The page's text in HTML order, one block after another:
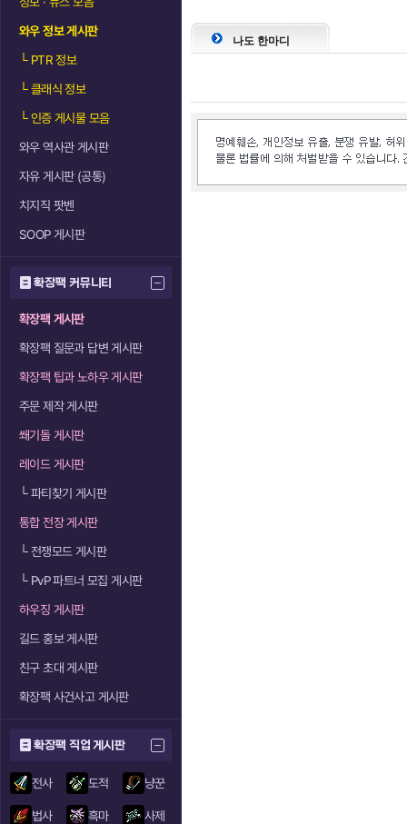
와우 정보 게시판
└PTR 정보
└클래식 정보
└인증 게시물 모음
와우 역사관 게시판
자유 게시판 (공통)
치지직 팟벤
SOOP 게시판
확장팩 커뮤니티
확장팩 게시판
확장팩 질문과 답변 게시판
확장팩 팁과 노하우 게시판
주문 제작 게시판
쐐기돌 게시판
레이드 게시판
└파티찾기 게시판
통합 전장 게시판
└전쟁모드 게시판
└PvP 파트너 모집 게시판
하우징 게시판
길드 홍보 게시판
친구 초대 게시판
확장팩 사건사고 게시판
확장팩 직업 게시판
전사 도적 냥꾼
법사 흑마 사제
나도 한마디